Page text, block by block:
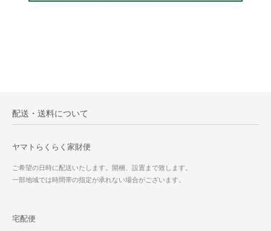
配送・送料について
ヤマトらくらく家財便
ご希望の日時に配送いたします。開梱、設置まで致します。
一部地域では時間帯の指定が承れない場合がございます。
宅配便